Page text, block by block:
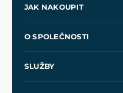
JAK NAKOUPIT
Velkoobchod
O SPOLEČNOSTI
SLUŽBY